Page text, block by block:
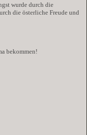
wurde durch die
die österliche Freude und
bekommen!